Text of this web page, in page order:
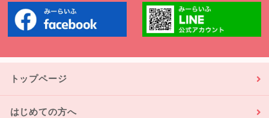
トップページ
はじめての方へ